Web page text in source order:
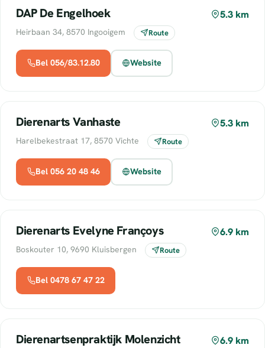
DAP De Engelhoek 5.3 km
Heirbaan 34, 8570 Ingooigem Route
Bel 056/83.12.80 Website
Dierenarts Vanhaste 5.3 km
Harelbekestraat 17, 8570 Vichte Route
Bel 056 20 48 46 Website
Dierenarts Evelyne Françoys 6.9 km
Boskouter 10, 9690 Kluisbergen Route
Bel 0478 67 47 22
Dierenartsenpraktijk Molenzicht 6.9 km